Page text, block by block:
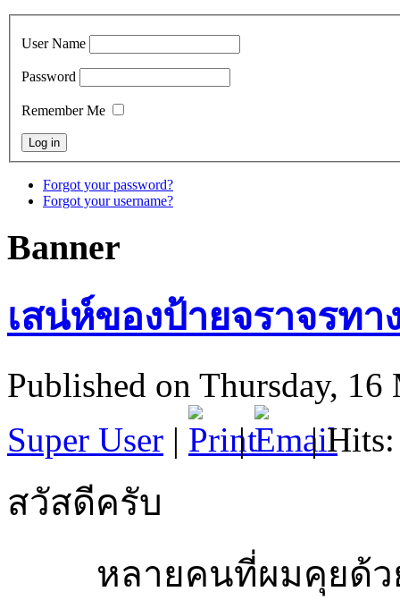
User Name
Password
Remember Me
Forgot your password?
Forgot your username?
Banner
เสน่ห์ของป้ายจราจรทา
Published on Thursday,
Super User | | | Hits:
สวัสดีครับ
หลายคนที่ผมคุยด้วย